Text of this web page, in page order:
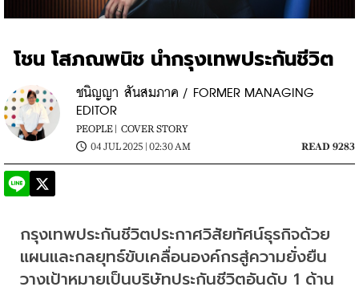
โชน โสภณพนิช นำกรุงเทพประกันชีวิต
ชนิญญา สันสมภาค / FORMER MANAGING
EDITOR
PEOPLE | COVER STORY
04 JUL 2025 | 02:30 AM
READ 9283
กรุงเทพประกันชีวิตประกาศวิสัยทัศน์ธุรกิจด้วย
แผนและกลยุทธ์ขับเคลื่อนองค์กรสู่ความยั่งยืน
วางเป้าหมายเป็นบริษัทประกันชีวิตอันดับ 1 ด้าน